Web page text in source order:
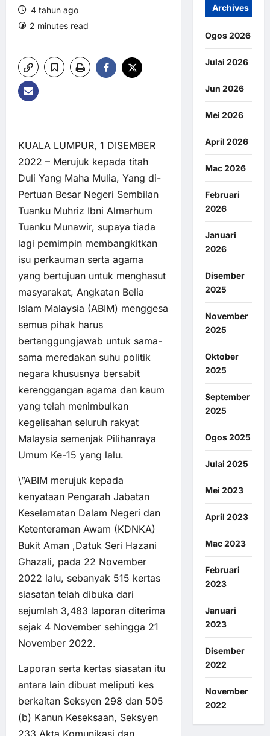
4 tahun ago
2 minutes read
KUALA LUMPUR, 1 DISEMBER
2022 – Merujuk kepada titah
Duli Yang Maha Mulia, Yang di-
Pertuan Besar Negeri Sembilan
Tuanku Muhriz Ibni Almarhum
Tuanku Munawir, supaya tiada
lagi pemimpin membangkitkan
isu perkauman serta agama
yang bertujuan untuk menghasut
masyarakat, Angkatan Belia
Islam Malaysia (ABIM) menggesa
semua pihak harus
bertanggungjawab untuk sama-
sama meredakan suhu politik
negara khususnya bersabit
kerenggangan agama dan kaum
yang telah menimbulkan
kegelisahan seluruh rakyat
Malaysia semenjak Pilihanraya
Umum Ke-15 yang lalu.
\”ABIM merujuk kepada
kenyataan Pengarah Jabatan
Keselamatan Dalam Negeri dan
Ketenteraman Awam (KDNKA)
Bukit Aman ,Datuk Seri Hazani
Ghazali, pada 22 November
2022 lalu, sebanyak 515 kertas
siasatan telah dibuka dari
sejumlah 3,483 laporan diterima
sejak 4 November sehingga 21
November 2022.
Laporan serta kertas siasatan itu
antara lain dibuat meliputi kes
berkaitan Seksyen 298 dan 505
(b) Kanun Keseksaan, Seksyen
233 Akta Komunikasi dan
Archives
Ogos 2026
Julai 2026
Jun 2026
Mei 2026
April 2026
Mac 2026
Februari
2026
Januari
2026
Disember
2025
November
2025
Oktober
2025
September
2025
Ogos 2025
Julai 2025
Mei 2023
April 2023
Mac 2023
Februari
2023
Januari
2023
Disember
2022
November
2022